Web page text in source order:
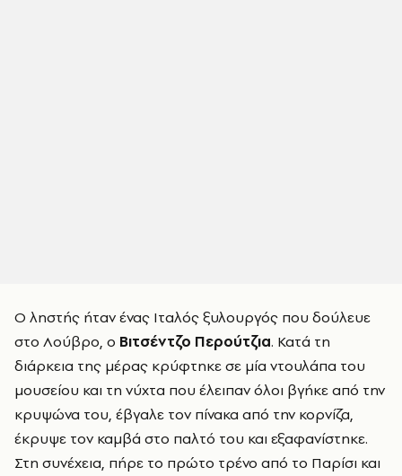
Ο ληστής ήταν ένας Ιταλός ξυλουργός που δούλευε
στο Λούβρο, ο Βιτσέντζο Περούτζια. Κατά τη
διάρκεια της μέρας κρύφτηκε σε μία ντουλάπα του
μουσείου και τη νύχτα που έλειπαν όλοι βγήκε από την
κρυψώνα του, έβγαλε τον πίνακα από την κορνίζα,
έκρυψε τον καμβά στο παλτό του και εξαφανίστηκε.
Στη συνέχεια, πήρε το πρώτο τρένο από το Παρίσι και